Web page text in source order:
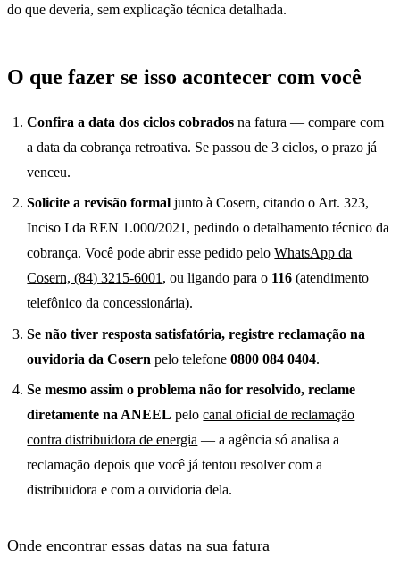
do que deveria, sem explicação técnica detalhada.
O que fazer se isso acontecer com você
Confira a data dos ciclos cobrados na fatura — compare com
a data da cobrança retroativa. Se passou de 3 ciclos, o prazo já
venceu.
Solicite a revisão formal junto à Cosern, citando o Art. 323,
Inciso I da REN 1.000/2021, pedindo o detalhamento técnico da
cobrança. Você pode abrir esse pedido peloWhatsApp da
Cosern, (84) 3215-6001 , ou ligando para o 116 (atendimento
telefônico da concessionária).
Se não tiver resposta satisfatória, registre reclamação na
ouvidoria da Cosern pelo telefone0800 084 0404.
Se mesmo assim o problema não for resolvido, reclame
diretamente na ANEEL pelocanal oficial de reclamação
contra distribuidora de energia — a agência só analisa a
reclamação depois que você já tentou resolver com a
distribuidora e com a ouvidoria dela.
Onde encontrar essas datas na sua fatura